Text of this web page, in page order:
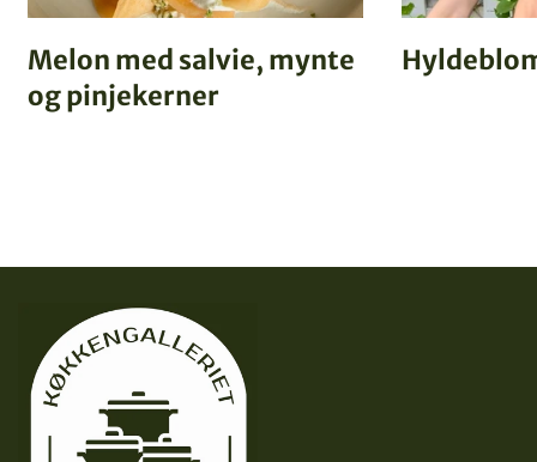
Melon med salvie, mynte
og pinjekerner